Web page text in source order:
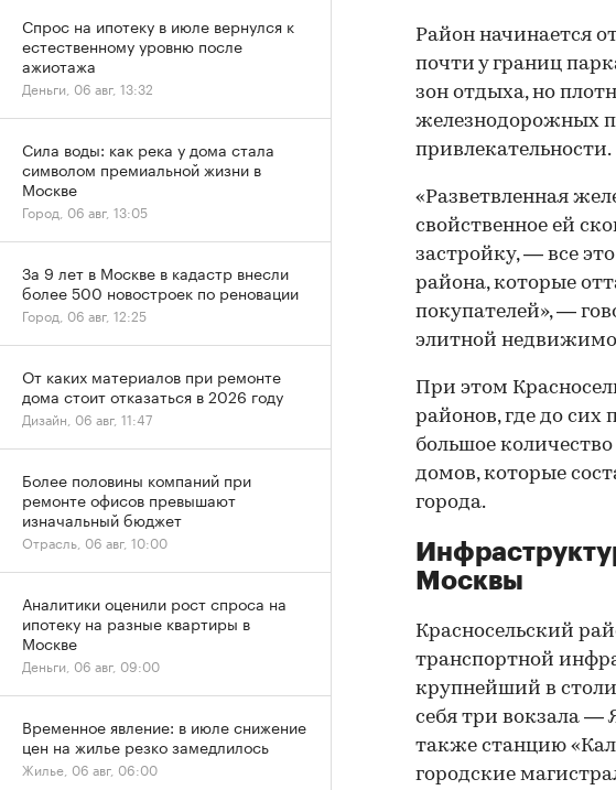
Район начинается
почти у границ
зон отдыха, но
железнодорожных
привлекательности.
«Разветвленная
свойственное ей
застройку, — все
района, которые
покупателей», —
элитной
При этом
районов, где до сих
большое
домов, которые
города.
Москвы
Красносельский
транспортной
крупнейший в
себя три вокзала —
также станцию
городские
Спрос на ипотеку в июле вернулся к
естественному уровню после
ажиотажа
Деньги, 06 авг, 13:32
Сила воды: как река у дома стала
символом премиальной жизни в
Москве
Город, 06 авг, 13:05
За 9 лет в Москве в кадастр внесли
более 500 новостроек по реновации
Город, 06 авг, 12:25
От каких материалов при ремонте
дома стоит отказаться в 2026 году
Дизайн, 06 авг, 11:47
Более половины компаний при
ремонте офисов превышают
изначальный бюджет
Отрасль, 06 авг, 10:00
Аналитики оценили рост спроса на
ипотеку на разные квартиры в
Москве
Деньги, 06 авг, 09:00
Временное явление: в июле снижение
цен на жилье резко замедлилось
Жилье, 06 авг, 06:00